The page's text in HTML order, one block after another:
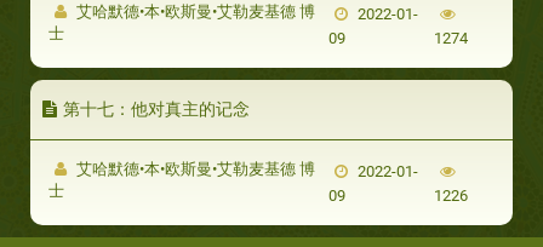
艾哈默德•本•欧斯曼•艾勒麦基德 博
士
2022-01-
09
1274
第十七：他对真主的记念
艾哈默德•本•欧斯曼•艾勒麦基德 博
士
2022-01-
09
1226